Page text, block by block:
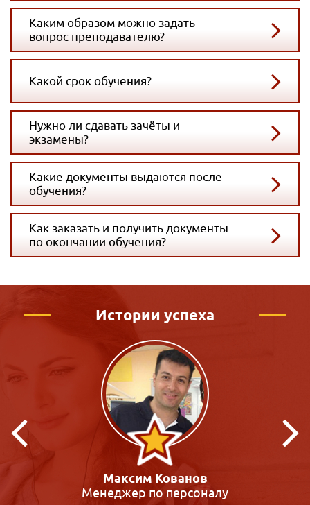
Каким образом можно задать
вопрос преподавателю?
Какой срок обучения?
Нужно ли сдавать зачёты и
экзамены?
Какие документы выдаются после
обучения?
Как заказать и получить документы
по окончании обучения?
Истории успеха
Кристина Макиенко
Преподаватель